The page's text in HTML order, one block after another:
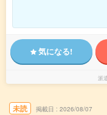
気になる!
派
未読 掲載日 2026/08/07